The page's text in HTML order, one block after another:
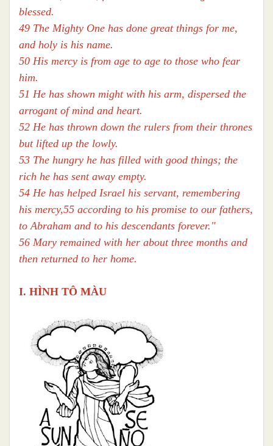
blessed.
49 The Mighty One has done great things for me,
and holy is his name.
50 His mercy is from age to age to those who fear
him.
51 He has shown might with his arm, dispersed the
arrogant of mind and heart.
52 He has thrown down the rulers from their thrones
but lifted up the lowly.
53 The hungry he has filled with good things; the
rich he has sent away empty.
54 He has helped Israel his servant, remembering
his mercy,55 according to his promise to our fathers,
to Abraham and to his descendants forever."
56 Mary remained with her about three months and
then returned to her home.
I. HÌNH TÔ MÀU